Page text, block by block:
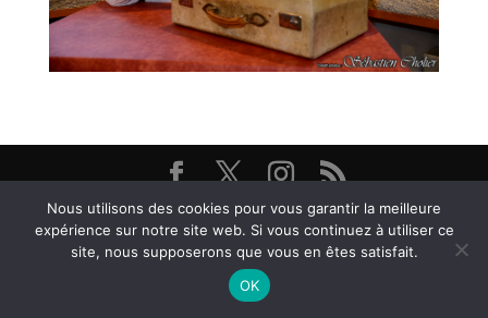
Restaurant Brasserie Les Arcades, 38000 Grenoble -
@ Textes et Photos Thierry et Frédéric Bayle - 2026
Nous utilisons des cookies pour vous garantir la meilleure
expérience sur notre site web. Si vous continuez à utiliser ce
site, nous supposerons que vous en êtes satisfait.
OK